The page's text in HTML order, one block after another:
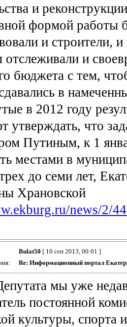
и
формой работы
и строители,
отслеживали и
бюджета с тем,
в
в 2012 году
утверждать, что
Путиным, к 1
местами в
до семи лет,
Храновской
news/2/
Bulat50 [ 10 сен 2013, 00:01 ]
Re: Информационный портал
мы уже
постоянной
культуры, спорта